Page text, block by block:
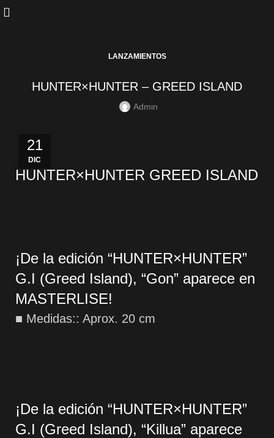
LANZAMIENTOS
HUNTER×HUNTER – GREED ISLAND
Admin
21
DIC
HUNTER×HUNTER GREED ISLAND
¡De la edición “HUNTER×HUNTER”
G.I (Greed Island), “Gon” aparece en
MASTERLISE!
■ Medidas:: Aprox. 20 cm
¡De la edición “HUNTER×HUNTER”
G.I (Greed Island), “Killua” aparece